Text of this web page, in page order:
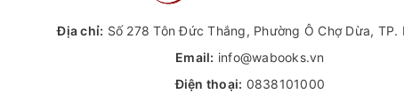
Địa chỉ: Số 278 Tôn Đức Thắng, Phường Ô Chợ Dừa, TP.
Email: info@wabooks.vn
Điện thoại: 0838101000